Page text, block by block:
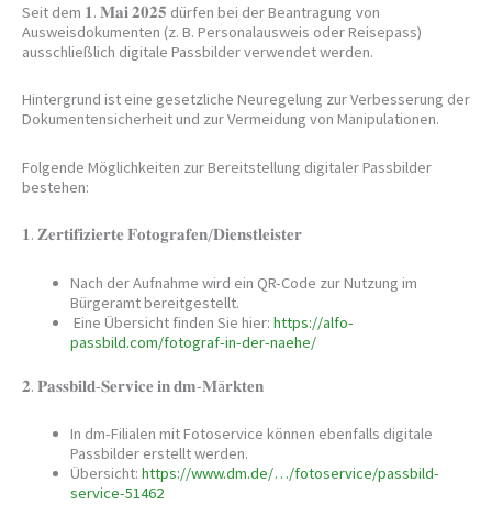
Seit dem 𝟏. 𝐌𝐚𝐢 𝟐𝟎𝟐𝟓 dürfen bei der Beantragung von
Ausweisdokumenten (z. B. Personalausweis oder Reisepass)
ausschließlich digitale Passbilder verwendet werden.
Hintergrund ist eine gesetzliche Neuregelung zur Verbesserung der
Dokumentensicherheit und zur Vermeidung von Manipulationen.
Folgende Möglichkeiten zur Bereitstellung digitaler Passbilder
bestehen:
𝟏. 𝐙𝐞𝐫𝐭𝐢𝐟𝐢𝐳𝐢𝐞𝐫𝐭𝐞 𝐅𝐨𝐭𝐨𝐠𝐫𝐚𝐟𝐞𝐧/𝐃𝐢𝐞𝐧𝐬𝐭𝐥𝐞𝐢𝐬𝐭𝐞𝐫
Nach der Aufnahme wird ein QR-Code zur Nutzung im
Bürgeramt bereitgestellt.
Eine Übersicht finden Sie hier: https://alfo-
passbild.com/fotograf-in-der-naehe/
𝟐. 𝐏𝐚𝐬𝐬𝐛𝐢𝐥𝐝-𝐒𝐞𝐫𝐯𝐢𝐜𝐞 𝐢𝐧 𝐝𝐦-𝐌ä𝐫𝐤𝐭𝐞𝐧
In dm-Filialen mit Fotoservice können ebenfalls digitale
Passbilder erstellt werden.
Übersicht: https://www.dm.de/…/fotoservice/passbild-
service-51462